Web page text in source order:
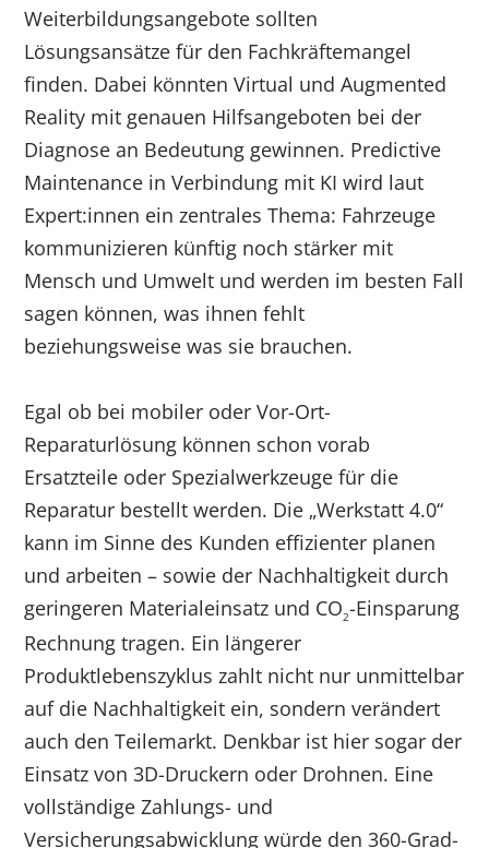
Weiterbildungsangebote sollten
Lösungsansätze für den Fachkräftemangel
finden. Dabei könnten Virtual und Augmented
Reality mit genauen Hilfsangeboten bei der
Diagnose an Bedeutung gewinnen. Predictive
Maintenance in Verbindung mit KI wird laut
Expert:innen ein zentrales Thema: Fahrzeuge
kommunizieren künftig noch stärker mit
Mensch und Umwelt und werden im besten Fall
sagen können, was ihnen fehlt
beziehungsweise was sie brauchen.
Egal ob bei mobiler oder Vor-Ort-
Reparaturlösung können schon vorab
Ersatzteile oder Spezialwerkzeuge für die
Reparatur bestellt werden. Die „Werkstatt 4.0“
kann im Sinne des Kunden effizienter planen
und arbeiten – sowie der Nachhaltigkeit durch
geringeren Materialeinsatz und CO2-Einsparung
Rechnung tragen. Ein längerer
Produktlebenszyklus zahlt nicht nur unmittelbar
auf die Nachhaltigkeit ein, sondern verändert
auch den Teilemarkt. Denkbar ist hier sogar der
Einsatz von 3D-Druckern oder Drohnen. Eine
vollständige Zahlungs- und
Versicherungsabwicklung würde den 360-Grad-